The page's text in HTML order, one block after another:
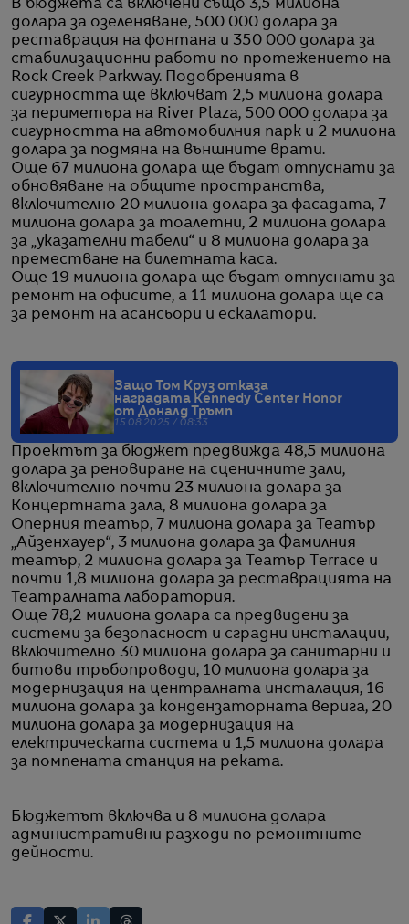
В бюджета са включени също 3,5 милиона
долара за озеленяване, 500 000 долара за
реставрация на фонтана и 350 000 долара за
стабилизационни работи по протежението на
Rock Creek Parkway. Подобренията в
сигурността ще включват 2,5 милиона долара
за периметъра на River Plaza, 500 000 долара за
сигурността на автомобилния парк и 2 милиона
долара за подмяна на външните врати.
Още 67 милиона долара ще бъдат отпуснати за
обновяване на общите пространства,
включително 20 милиона долара за фасадата, 7
милиона долара за тоалетни, 2 милиона долара
за „указателни табели“ и 8 милиона долара за
преместване на билетната каса.
Още 19 милиона долара ще бъдат отпуснати за
ремонт на офисите, а 11 милиона долара ще са
за ремонт на асансьори и ескалатори.
Защо Том Круз отказа
наградата Kennedy Center Honor
от Доналд Тръмп
15.08.2025 / 08:33
Проектът за бюджет предвижда 48,5 милиона
долара за реновиране на сценичните зали,
включително почти 23 милиона долара за
Концертната зала, 8 милиона долара за
Оперния театър, 7 милиона долара за Театър
„Айзенхауер“, 3 милиона долара за Фамилния
театър, 2 милиона долара за Театър Terrace и
почти 1,8 милиона долара за реставрацията на
Театралната лаборатория.
Още 78,2 милиона долара са предвидени за
системи за безопасност и сградни инсталации,
включително 30 милиона долара за санитарни и
битови тръбопроводи, 10 милиона долара за
модернизация на централната инсталация, 16
милиона долара за кондензаторната верига, 20
милиона долара за модернизация на
електрическата система и 1,5 милиона долара
за помпената станция на реката.
Бюджетът включва и 8 милиона долара
административни разходи по ремонтните
дейности.